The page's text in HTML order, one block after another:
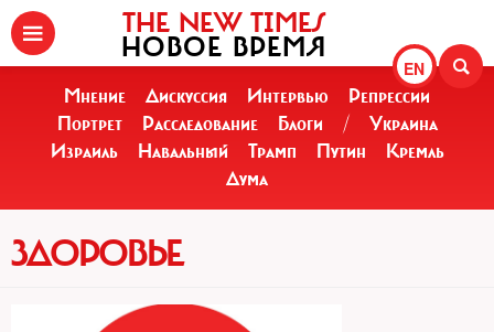
EN
THE NEW TIMES
НОВОЕ ВРЕМЯ
Мнение Дискуссия Интервью
Репрессии
Портрет
Расследование Блоги /
Украина
Израиль
Навальный Трамп Путин
Кремль
Дума
ЗДОРОВЬЕ